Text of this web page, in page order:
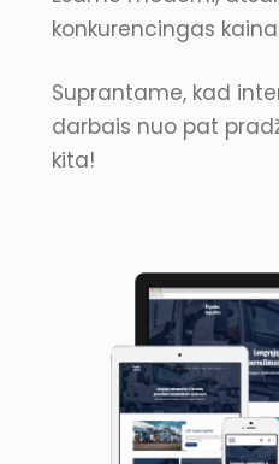
konkurencingas
Suprantame, kad
darbais nuo pat
kita!